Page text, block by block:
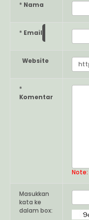
* Nama
* Email
Website
*
Komentar
Note:
Masukkan
kata ke
dalam box: